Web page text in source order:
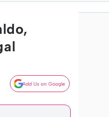
Add Us on Google